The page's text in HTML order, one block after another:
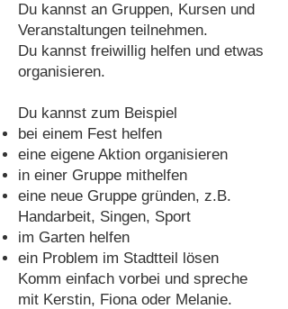
Du kannst an Gruppen, Kursen und
Veranstaltungen teilnehmen.
Du kannst freiwillig helfen und etwas
organisieren.
Du kannst zum Beispiel
bei einem Fest helfen
eine eigene Aktion organisieren
in einer Gruppe mithelfen
eine neue Gruppe gründen, z.B.
Handarbeit, Singen, Sport
im Garten helfen
ein Problem im Stadtteil lösen
Komm einfach vorbei und spreche
mit Kerstin, Fiona oder Melanie.